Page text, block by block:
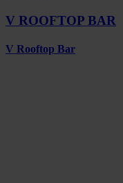
V ROOFTOP BAR
V Rooftop Bar